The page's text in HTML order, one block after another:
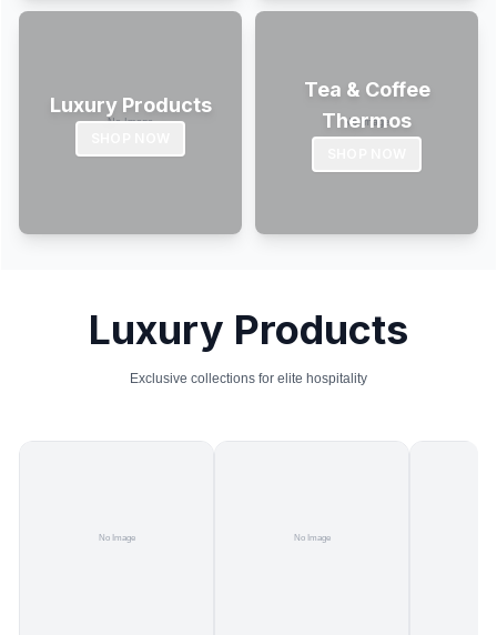
Luxury Products
Tea & Coffee
Thermos
Luxury Products
Exclusive collections for elite hospitality